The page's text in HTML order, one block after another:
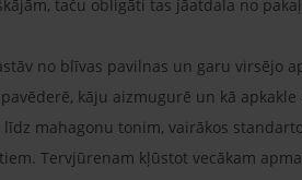
taču obligāti tas jāatdala no
no blīvas pavilnas un garu virsējo
kāju aizmugurē un kā
mahagonu tonim, vairākos
Tervjūrenam kļūstot vecākam